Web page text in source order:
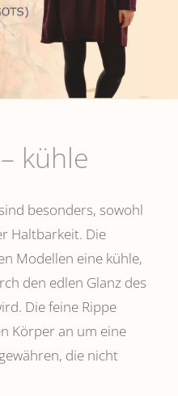
kühle
besonders, sowohl
Haltbarkeit. Die
Modellen eine kühle,
den edlen Glanz des
Die feine Rippe
Körper an um eine
die nicht